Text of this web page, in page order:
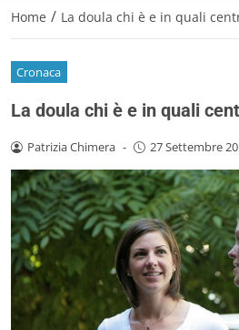
Home / La doula chi è e in quali
Cronaca
La doula chi è e in quali
Patrizia Chimera - 27 Settembre